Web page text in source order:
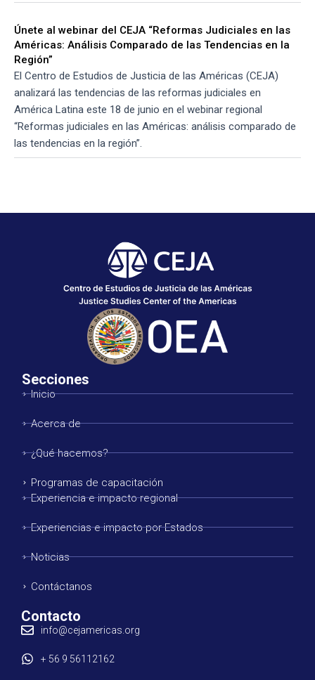
Únete al webinar del CEJA “Reformas Judiciales en las
Américas: Análisis Comparado de las Tendencias en la
Región”
El Centro de Estudios de Justicia de las Américas (CEJA)
analizará las tendencias de las reformas judiciales en
América Latina este 18 de junio en el webinar regional
“Reformas judiciales en las Américas: análisis comparado de
las tendencias en la región”.
Secciones
Inicio
Acerca de
¿Qué hacemos?
Programas de capacitación
Experiencia e impacto regional
Experiencias e impacto por Estados
Noticias
Contáctanos
Contacto
info@cejamericas.org
+ 56 9 56112162